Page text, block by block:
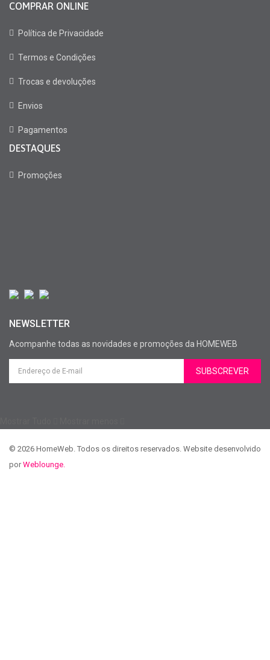
COMPRAR ONLINE
Política de Privacidade
Termos e Condições
Trocas e devoluções
Envios
Pagamentos
DESTAQUES
Promoções
NEWSLETTER
Acompanhe todas as novidades e promoções da HOMEWEB
SUBSCREVER
© 2026 HomeWeb. Todos os direitos reservados. Website desenvolvido
porWeblounge.